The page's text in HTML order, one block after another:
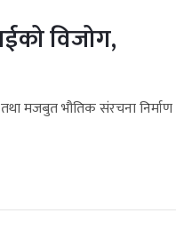
विजोग,
मजबुत भौतिक संरचना निर्माण